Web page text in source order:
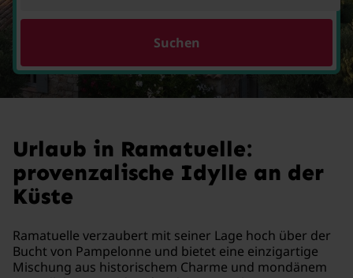
Suchen
Urlaub in Ramatuelle:
provenzalische Idylle an der
Küste
Ramatuelle verzaubert mit seiner Lage hoch über der
Bucht von Pampelonne und bietet eine einzigartige
Mischung aus historischem Charme und mondänem